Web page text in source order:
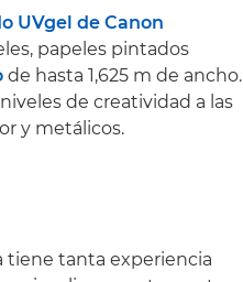
UVgel de Canon
papeles pintados
de hasta 1,625 m de ancho.
de creatividad a las
y metálicos.
tiene tanta experiencia